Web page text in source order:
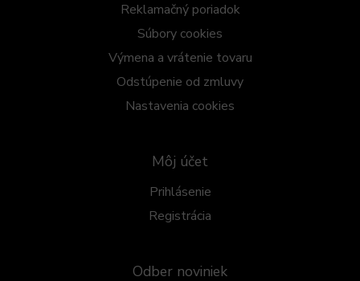
Odber noviniek
Reklamačný poriadok
Súbory cookies
Výmena a vrátenie tovaru
Odstúpenie od zmluvy
Nastavenia cookies
Môj účet
Prihlásenie
Registrácia